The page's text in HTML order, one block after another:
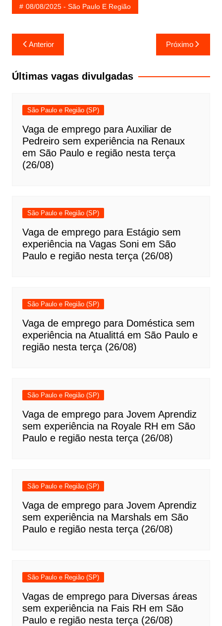
08/08/2025 - São Paulo E Região
Navegação
de
Post
Anterior Próximo
Últimas vagas divulgadas
São Paulo e Região (SP)
Vaga de emprego para Auxiliar de
Pedreiro sem experiência na Renaux
em São Paulo e região nesta terça
(26/08)
São Paulo e Região (SP)
Vaga de emprego para Estágio sem
experiência na Vagas Soni em São
Paulo e região nesta terça (26/08)
São Paulo e Região (SP)
Vaga de emprego para Doméstica sem
experiência na Atualittá em São Paulo e
região nesta terça (26/08)
São Paulo e Região (SP)
Vaga de emprego para Jovem Aprendiz
sem experiência na Royale RH em São
Paulo e região nesta terça (26/08)
São Paulo e Região (SP)
Vaga de emprego para Jovem Aprendiz
sem experiência na Marshals em São
Paulo e região nesta terça (26/08)
São Paulo e Região (SP)
Vagas de emprego para Diversas áreas
sem experiência na Fais RH em São
Paulo e região nesta terça (26/08)